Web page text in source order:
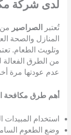
لدى شركة
تُعتبر الصراصير من
المنازل والصحة
وتلويث الطعام.
من الطرق
عدم عودتها مرة
أهم طرق مكافحة
استخدام
وضع الطعوم